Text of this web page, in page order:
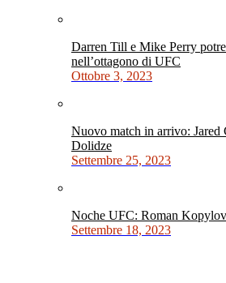
Darren Till e Mike Perry
nell’ottagono di UFC
Ottobre 3, 2023
Nuovo match in arrivo: Jared
Dolidze
Settembre 25, 2023
Noche UFC: Roman
Settembre 18, 2023